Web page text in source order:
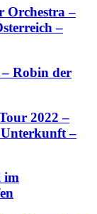
Orchestra –
–
Robin der
2022 –
Unterkunft –
im